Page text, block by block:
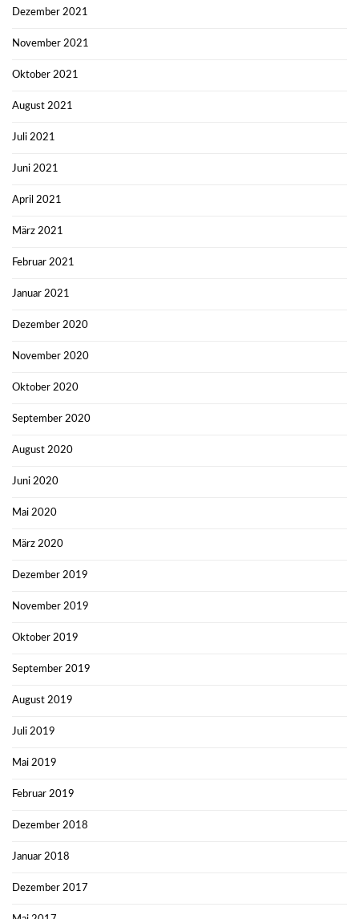
Dezember 2021
November 2021
Oktober 2021
August 2021
Juli 2021
Juni 2021
April 2021
März 2021
Februar 2021
Januar 2021
Dezember 2020
November 2020
Oktober 2020
September 2020
August 2020
Juni 2020
Mai 2020
März 2020
Dezember 2019
November 2019
Oktober 2019
September 2019
August 2019
Juli 2019
Mai 2019
Februar 2019
Dezember 2018
Januar 2018
Dezember 2017